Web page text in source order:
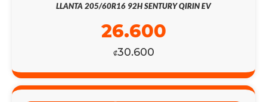
LLANTA 205/60R16 92H SENTURY QIRIN EV
₡30.600
26.600